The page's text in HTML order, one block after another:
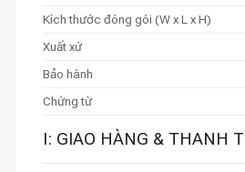
Kích thước đóng gói (W x L x H)
Xuất xứ
Bảo hành
Chứng từ
I: GIAO HÀNG & THANH